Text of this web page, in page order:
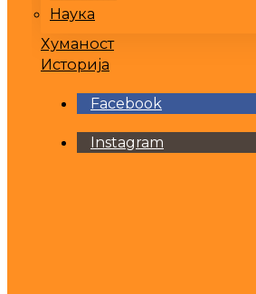
Наука
Хуманост
Историја
Facebook
Instagram